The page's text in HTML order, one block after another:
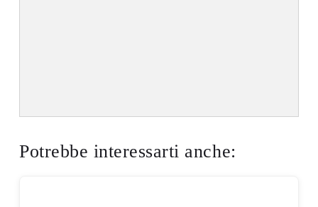
Potrebbe interessarti anche: